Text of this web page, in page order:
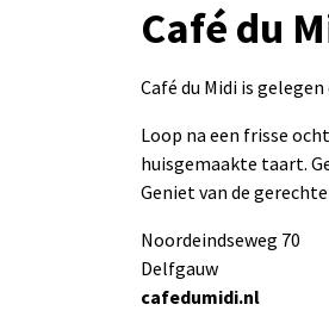
Café du
Café du Midi is
Loop na een frisse
huisgemaakte taart.
Geniet van de
Noordeindseweg 70
Delfgauw
cafedumidi.nl